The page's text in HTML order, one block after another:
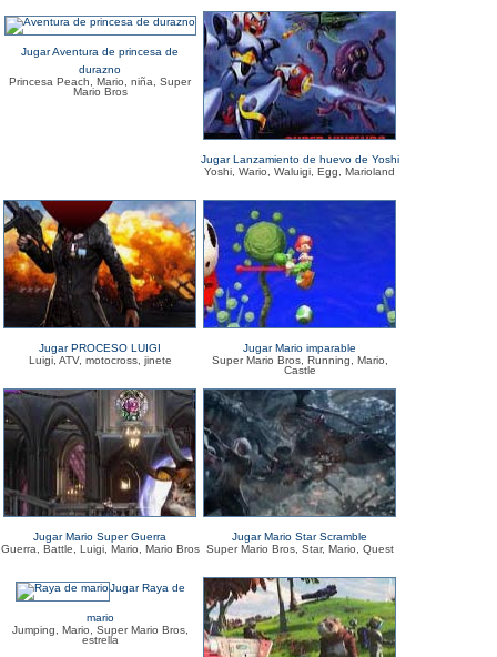
Jugar Aventura de princesa de
durazno
Princesa Peach, Mario, niña, Super
Mario Bros
Jugar Lanzamiento de huevo de Yoshi
Yoshi, Wario, Waluigi, Egg, Marioland
Jugar PROCESO LUIGI
Luigi, ATV, motocross, jinete
Jugar Mario imparable
Super Mario Bros, Running, Mario,
Castle
Jugar Mario Super Guerra
Guerra, Battle, Luigi, Mario, Mario Bros
Jugar Mario Star Scramble
Super Mario Bros, Star, Mario, Quest
Jugar Raya de
mario
Jumping, Mario, Super Mario Bros,
estrella